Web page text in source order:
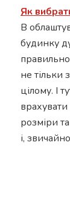
Як
В
будинку
правильно
не тільки
цілому. І
врахувати
розміри
і,